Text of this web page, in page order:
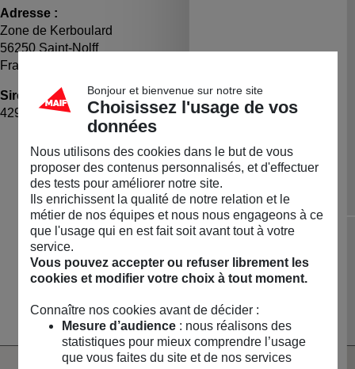
Adresse :
Zone de Kerboulard
56250 Saint-Nolff
France
Siret :
42921631000046
TVA :
FR35429216310
LA BOUTIQUE
Permanente
Diapositive précédente
NOUVEAUTÉS 🔥
VIVRE
LOISIRS & TECH
CAPSULES &
RÉGIONS
Voir toute la boutique
Bonjour et bienvenue sur notre site
Choisissez l'usage de vos
données
Nous utilisons des cookies dans le but de vous
proposer des contenus personnalisés, et d'effectuer
des tests pour améliorer notre site.
Ils enrichissent la qualité de notre relation et le
métier de nos équipes et nous nous engageons à ce
que l'usage qui en est fait soit avant tout à votre
service.
Vous pouvez accepter ou refuser librement les
cookies et modifier votre choix à tout moment.
Connaître nos cookies avant de décider :
Mesure d’audience: nous réalisons des
statistiques pour mieux comprendre l’usage
que vous faites du site et de nos services